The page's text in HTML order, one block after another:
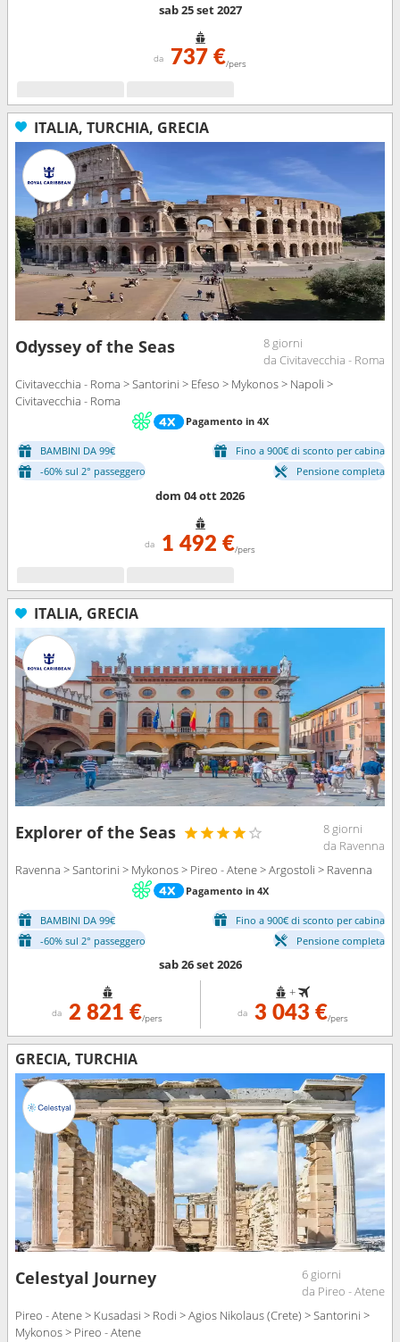
sab 25 set 2027
da 737 €/pers
ITALIA, TURCHIA, GRECIA
Odyssey of the Seas
8 giorni
da Civitavecchia - Roma
Civitavecchia - Roma > Santorini > Efeso > Mykonos > Napoli >
Civitavecchia - Roma
Pagamento in 4X
BAMBINI DA 99€
Fino a 900€ di sconto per cabina
-60% sul 2° passeggero
Pensione completa
dom 04 ott 2026
da 1 492 €/pers
ITALIA, GRECIA
Explorer of the Seas
8 giorni
da Ravenna
Ravenna > Santorini > Mykonos > Pireo - Atene > Argostoli > Ravenna
Pagamento in 4X
BAMBINI DA 99€
Fino a 900€ di sconto per cabina
-60% sul 2° passeggero
Pensione completa
sab 26 set 2026
da 2 821 €/pers
+
da 3 043 €/pers
GRECIA, TURCHIA
Celestyal Journey
6 giorni
da Pireo - Atene
Pireo - Atene > Kusadasi > Rodi > Agios Nikolaus (Crete) > Santorini >
Mykonos > Pireo - Atene